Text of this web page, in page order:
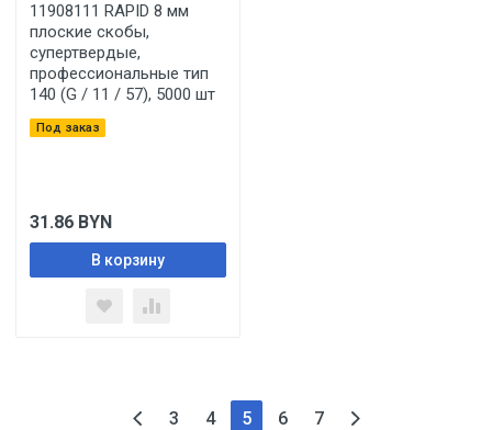
11908111 RAPID 8 мм
плоские скобы,
супертвердые,
профессиональные тип
140 (G / 11 / 57), 5000 шт
Под заказ
31.86 BYN
В корзину
3 4 5 6 7